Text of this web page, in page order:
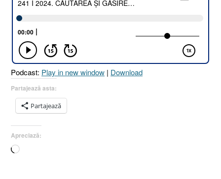
Matei
Podcast: Play in new window | Download
Partajează asta:
Partajează
Apreciază:
Încarc...